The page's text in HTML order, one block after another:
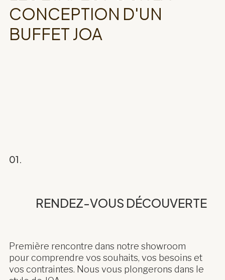
CONCEPTION D'UN
BUFFET JOA
01.
RENDEZ-VOUS DÉCOUVERTE
Première rencontre dans notre showroom
pour comprendre vos souhaits, vos besoins et
vos contraintes. Nous vous plongerons dans le